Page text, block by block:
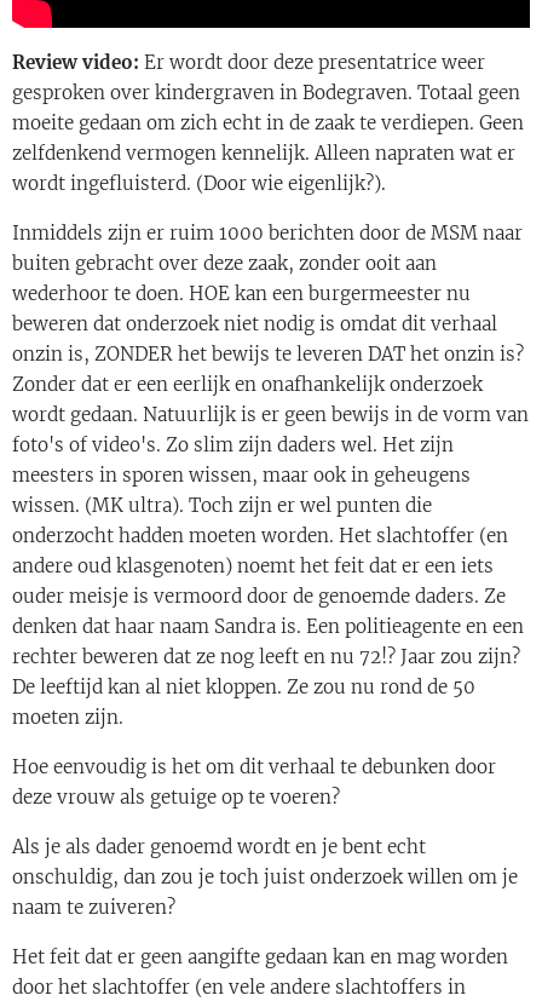
Review video: Er wordt door deze presentatrice weer
gesproken over kindergraven in Bodegraven. Totaal geen
moeite gedaan om zich echt in de zaak te verdiepen. Geen
zelfdenkend vermogen kennelijk. Alleen napraten wat er
wordt ingefluisterd. (Door wie eigenlijk?).
Inmiddels zijn er ruim 1000 berichten door de MSM naar
buiten gebracht over deze zaak, zonder ooit aan
wederhoor te doen. HOE kan een burgermeester nu
beweren dat onderzoek niet nodig is omdat dit verhaal
onzin is, ZONDER het bewijs te leveren DAT het onzin is?
Zonder dat er een eerlijk en onafhankelijk onderzoek
wordt gedaan. Natuurlijk is er geen bewijs in de vorm van
foto's of video's. Zo slim zijn daders wel. Het zijn
meesters in sporen wissen, maar ook in geheugens
wissen. (MK ultra). Toch zijn er wel punten die
onderzocht hadden moeten worden. Het slachtoffer (en
andere oud klasgenoten) noemt het feit dat er een iets
ouder meisje is vermoord door de genoemde daders. Ze
denken dat haar naam Sandra is. Een politieagente en een
rechter beweren dat ze nog leeft en nu 72!? Jaar zou zijn?
De leeftijd kan al niet kloppen. Ze zou nu rond de 50
moeten zijn.
Hoe eenvoudig is het om dit verhaal te debunken door
deze vrouw als getuige op te voeren?
Als je als dader genoemd wordt en je bent echt
onschuldig, dan zou je toch juist onderzoek willen om je
naam te zuiveren?
Het feit dat er geen aangifte gedaan kan en mag worden
door het slachtoffer (en vele andere slachtoffers in